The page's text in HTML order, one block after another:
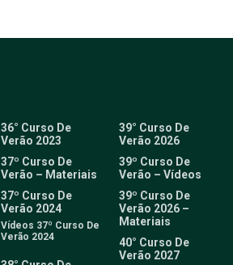
36° Curso De
Verão 2023
37º Curso De
Verão – Materiais
37º Curso De
Verão 2024
Vídeos 37º Curso De
Verão 2024
39° Curso De
Verão 2026
39º Curso De
Verão – Vídeos
39º Curso De
Verão 2026 –
Materiais
40° Curso De
Verão 2027